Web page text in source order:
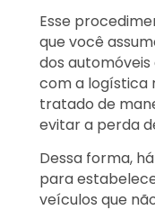
Esse
que você
dos
com a logística
tratado de
evitar a perda
Dessa forma,
para
veículos que